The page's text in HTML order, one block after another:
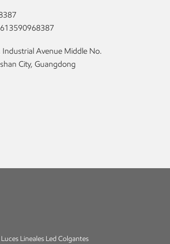
Industrial Avenue Middle No.
City, Guangdong
Luces Lineales Led Colgantes